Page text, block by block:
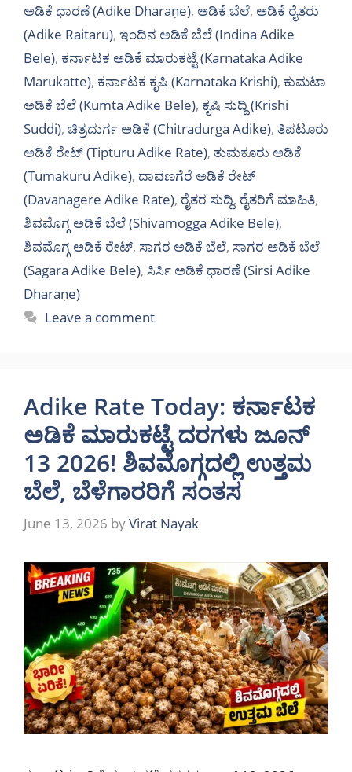
ಅಡಿಕೆ ಧಾರಣೆ (Adike Dharaṇe), ಅಡಿಕೆ ಬೆಲೆ, ಅಡಿಕೆ ರೈತರು
(Adike Raitaru), ಇಂದಿನ ಅಡಿಕೆ ಬೆಲೆ (Indina Adike
Bele), ಕರ್ನಾಟಕ ಅಡಿಕೆ ಮಾರುಕಟ್ಟೆ (Karnataka Adike
Marukatte), ಕರ್ನಾಟಕ ಕೃಷಿ (Karnataka Krishi), ಕುಮಟಾ
ಅಡಿಕೆ ಬೆಲೆ (Kumta Adike Bele), ಕೃಷಿ ಸುದ್ದಿ (Krishi
Suddi), ಚಿತ್ರದುರ್ಗ ಅಡಿಕೆ (Chitradurga Adike), ತಿಪಟೂರು
ಅಡಿಕೆ ರೇಟ್ (Tipturu Adike Rate), ತುಮಕೂರು ಅಡಿಕೆ
(Tumakuru Adike), ದಾವಣಗೆರೆ ಅಡಿಕೆ ರೇಟ್
(Davanagere Adike Rate), ರೈತರ ಸುದ್ದಿ, ರೈತರಿಗೆ ಮಾಹಿತಿ,
ಶಿವಮೊಗ್ಗ ಅಡಿಕೆ ಬೆಲೆ (Shivamogga Adike Bele),
ಶಿವಮೊಗ್ಗ ಅಡಿಕೆ ರೇಟ್, ಸಾಗರ ಅಡಿಕೆ ಬೆಲೆ, ಸಾಗರ ಅಡಿಕೆ ಬೆಲೆ
(Sagara Adike Bele), ಸಿರ್ಸಿ ಅಡಿಕೆ ಧಾರಣೆ (Sirsi Adike
Dharaṇe)
Leave a comment
Adike Rate Today: ಕರ್ನಾಟಕ
ಅಡಿಕೆ ಮಾರುಕಟ್ಟೆ ದರಗಳು ಜೂನ್
13 2026! ಶಿವಮೊಗ್ಗದಲ್ಲಿ ಉತ್ತಮ
ಬೆಲೆ, ಬೆಳೆಗಾರರಿಗೆ ಸಂತಸ
June 13, 2026 byVirat Nayak